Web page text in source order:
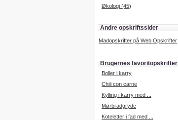
Økologi (45)
Andre opskriftssider
Madopskrifter på Web Opskrifter
Brugernes favoritopskrifter
Boller i karry
Chili con carne
Kylling i karry med ...
Mørbradgryde
Koteletter i fad med ...